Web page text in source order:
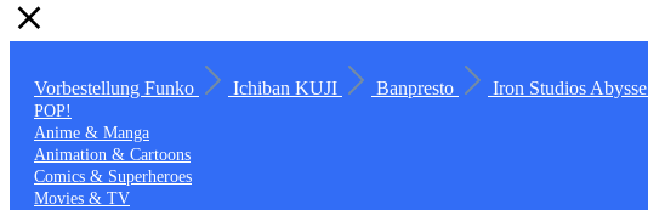
Vorbestellung Funko Ichiban KUJI Banpresto Iron Studios Abysse
POP!
Anime & Manga
Animation & Cartoons
Comics & Superheroes
Movies & TV